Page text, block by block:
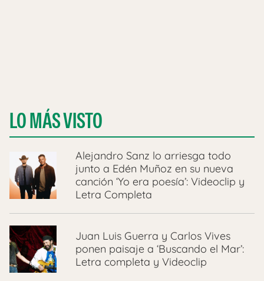
LO MÁS VISTO
Alejandro Sanz lo arriesga todo
junto a Edén Muñoz en su nueva
canción ‘Yo era poesía’: Videoclip y
Letra Completa
Juan Luis Guerra y Carlos Vives
ponen paisaje a ‘Buscando el Mar’:
Letra completa y Videoclip